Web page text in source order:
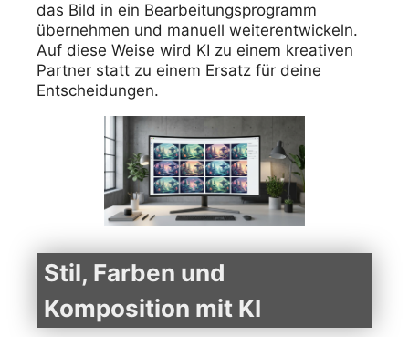
das Bild in ein Bearbeitungsprogramm
übernehmen und manuell weiterentwickeln.
Auf diese Weise wird KI zu einem kreativen
Partner statt zu einem Ersatz für deine
Entscheidungen.
Stil, Farben und
Komposition mit KI